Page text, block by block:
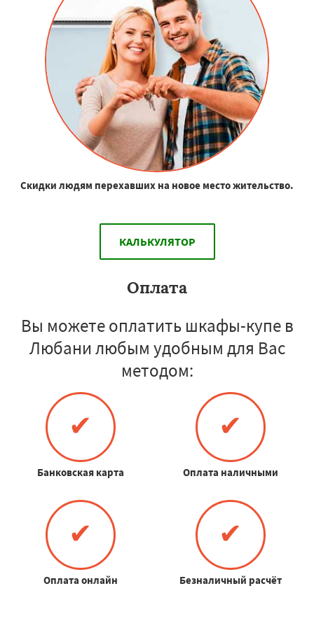
Скидки людям перехавших на новое место жительство.
КАЛЬКУЛЯТОР
Оплата
Вы можете оплатить шкафы-купе в
Любани любым удобным для Вас
методом:
✔
Банковская карта
✔
Оплата наличными
✔
Оплата онлайн
✔
Безналичный расчёт